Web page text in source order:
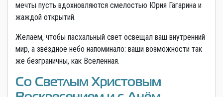
мечты пусть вдохновляются смелостью Юрия Гагарина и
жаждой открытий.
Желаем, чтобы пасхальный свет освещал ваш внутренний
мир, а звёздное небо напоминало: ваши возможности так
же безграничны, как Вселенная.
Со Светлым Христовым